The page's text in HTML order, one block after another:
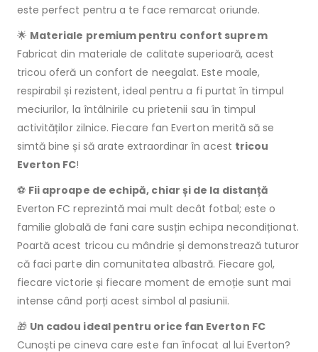
este perfect pentru a te face remarcat oriunde.
🌟 Materiale premium pentru confort suprem
Fabricat din materiale de calitate superioară, acest
tricou oferă un confort de neegalat. Este moale,
respirabil și rezistent, ideal pentru a fi purtat în timpul
meciurilor, la întâlnirile cu prietenii sau în timpul
activităților zilnice. Fiecare fan Everton merită să se
simtă bine și să arate extraordinar în acest tricou
Everton FC!
⚽ Fii aproape de echipă, chiar și de la distanță
Everton FC reprezintă mai mult decât fotbal; este o
familie globală de fani care susțin echipa necondiționat.
Poartă acest tricou cu mândrie și demonstrează tuturor
că faci parte din comunitatea albastră. Fiecare gol,
fiecare victorie și fiecare moment de emoție sunt mai
intense când porți acest simbol al pasiunii.
🎁 Un cadou ideal pentru orice fan Everton FC
Cunoști pe cineva care este fan înfocat al lui Everton?